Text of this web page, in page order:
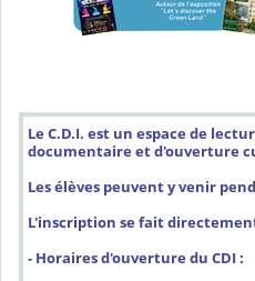
Le C.D.I. est un espace de
documentaire et d'ouverture
Les élèves peuvent y venir
L'inscription se fait
- Horaires d'ouverture du CDI :